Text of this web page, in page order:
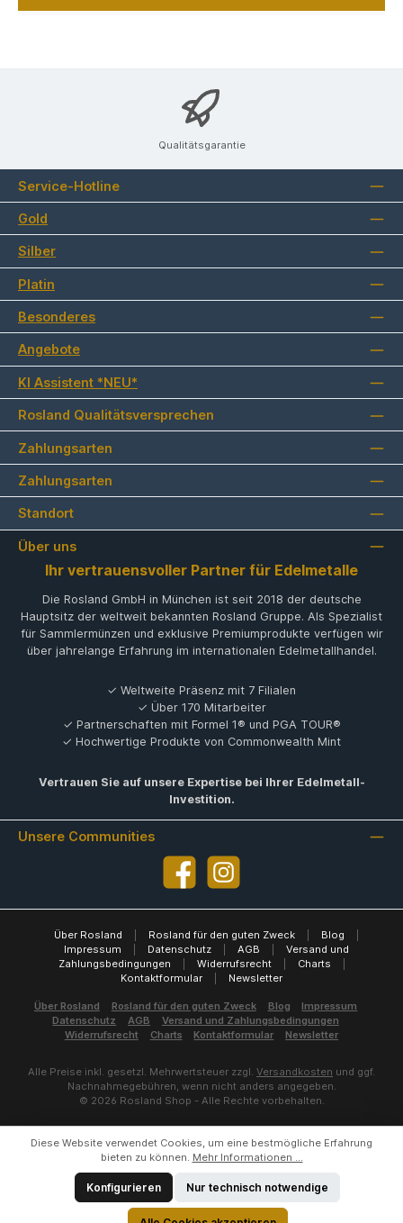
Qualitätsgarantie
Service-Hotline
Gold
Silber
Platin
Besonderes
Angebote
KI Assistent *NEU*
Rosland Qualitätsversprechen
Zahlungsarten
Zahlungsarten
Standort
Über uns
Ihr vertrauensvoller Partner für Edelmetalle
Die Rosland GmbH in München ist seit 2018 der deutsche
Hauptsitz der weltweit bekannten Rosland Gruppe. Als Spezialist
für Sammlermünzen und exklusive Premiumprodukte verfügen wir
über jahrelange Erfahrung im internationalen Edelmetallhandel.
✓ Weltweite Präsenz mit 7 Filialen
✓ Über 170 Mitarbeiter
✓ Partnerschaften mit Formel 1® und PGA TOUR®
✓ Hochwertige Produkte von Commonwealth Mint
Vertrauen Sie auf unsere Expertise bei Ihrer Edelmetall-
Investition.
Unsere Communities
Facebook Instagram
Über Rosland Rosland für den guten Zweck Blog
Impressum
Datenschutz AGB
Versand und
Zahlungsbedingungen
Widerrufsrecht Charts
Kontaktformular
Newsletter
Über Rosland Rosland für den guten Zweck Blog
Impressum
Datenschutz
AGB
Versand und Zahlungsbedingungen
Widerrufsrecht
Charts Kontaktformular Newsletter
Alle Preise inkl. gesetzl. Mehrwertsteuer zzgl. Versandkosten und ggf.
Nachnahmegebühren, wenn nicht anders angegeben.
© 2026 Rosland Shop - Alle Rechte vorbehalten.
Diese Website verwendet Cookies, um eine bestmögliche Erfahrung
bieten zu können. Mehr Informationen ...
Nur technisch notwendige
Konfigurieren